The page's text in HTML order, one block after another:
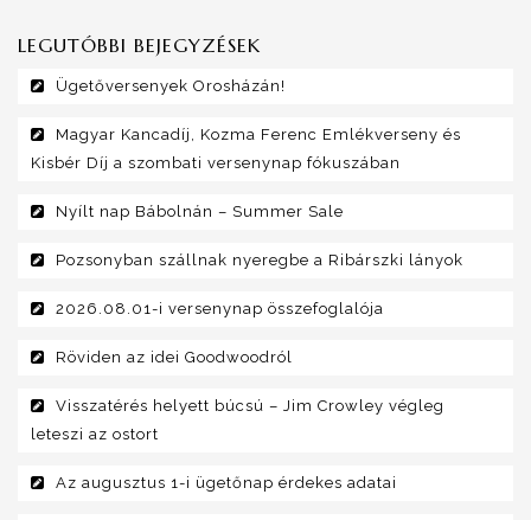
LEGUTÓBBI BEJEGYZÉSEK
Ügetőversenyek Orosházán!
Magyar Kancadíj, Kozma Ferenc Emlékverseny és
Kisbér Díj a szombati versenynap fókuszában
Nyílt nap Bábolnán – Summer Sale
Pozsonyban szállnak nyeregbe a Ribárszki lányok
2026.08.01-i versenynap összefoglalója
Röviden az idei Goodwoodról
Visszatérés helyett búcsú – Jim Crowley végleg
leteszi az ostort
Az augusztus 1-i ügetőnap érdekes adatai